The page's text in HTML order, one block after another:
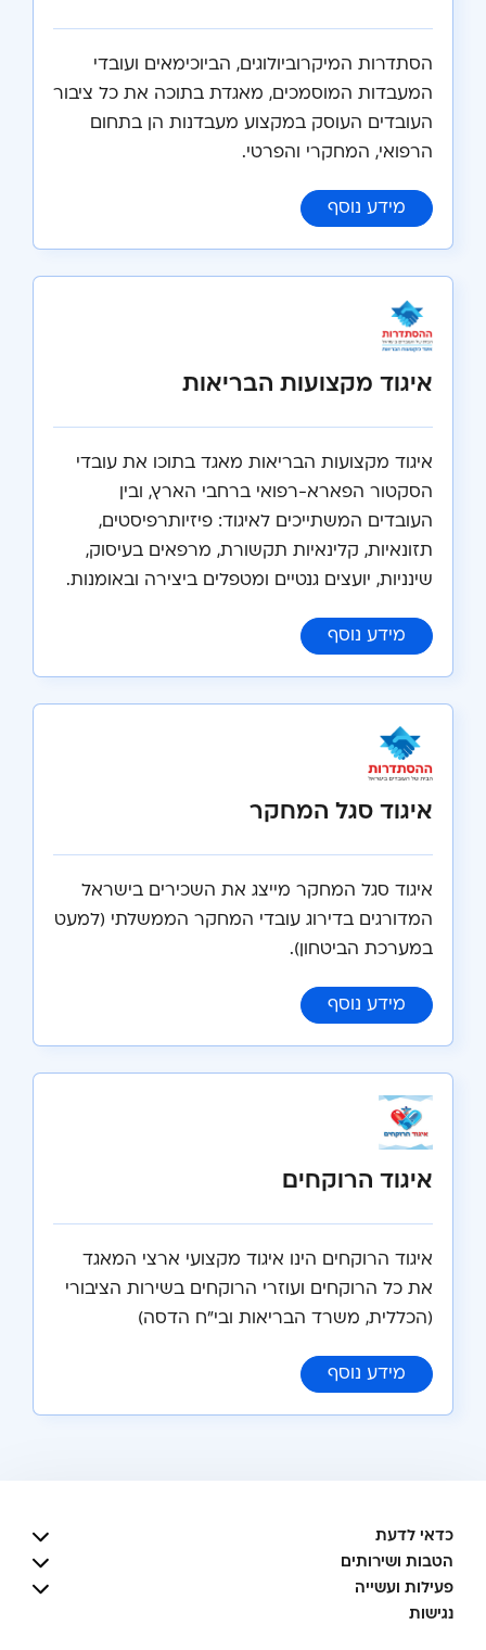
הסתדרות המיקרוביולוגים, הביוכימאים ועובדי
המעבדות המוסמכים, מאגדת בתוכה את כל ציבור
העובדים העוסק במקצוע מעבדנות הן בתחום
הרפואי, המחקרי והפרטי.
מידע נוסף
: הסתדרות המיקרוביולוגים הביוכימאים
איגוד מקצועות הבריאות
איגוד מקצועות הבריאות מאגד בתוכו את עובדי
הסקטור הפארא-רפואי ברחבי הארץ, ובין
העובדים המשתייכים לאיגוד: פיזיותרפיסטים,
תזונאיות, קלינאיות תקשורת, מרפאים בעיסוק,
שינניות, יועצים גנטיים ומטפלים ביצירה ובאומנות.
מידע נוסף
: איגוד מקצועות הבריאות
איגוד סגל המחקר
איגוד סגל המחקר מייצג את השכירים בישראל
המדורגים בדירוג עובדי המחקר הממשלתי (למעט
במערכת הביטחון).
מידע נוסף
: איגוד סגל המחקר
איגוד הרוקחים
איגוד הרוקחים הינו איגוד מקצועי ארצי המאגד
את כל הרוקחים ועוזרי הרוקחים בשירות הציבורי
(הכללית, משרד הבריאות ובי"ח הדסה)
מידע נוסף
: איגוד הרוקחים
כדאי לדעת
הטבות ושירותים
פעילות ועשייה
נגישות